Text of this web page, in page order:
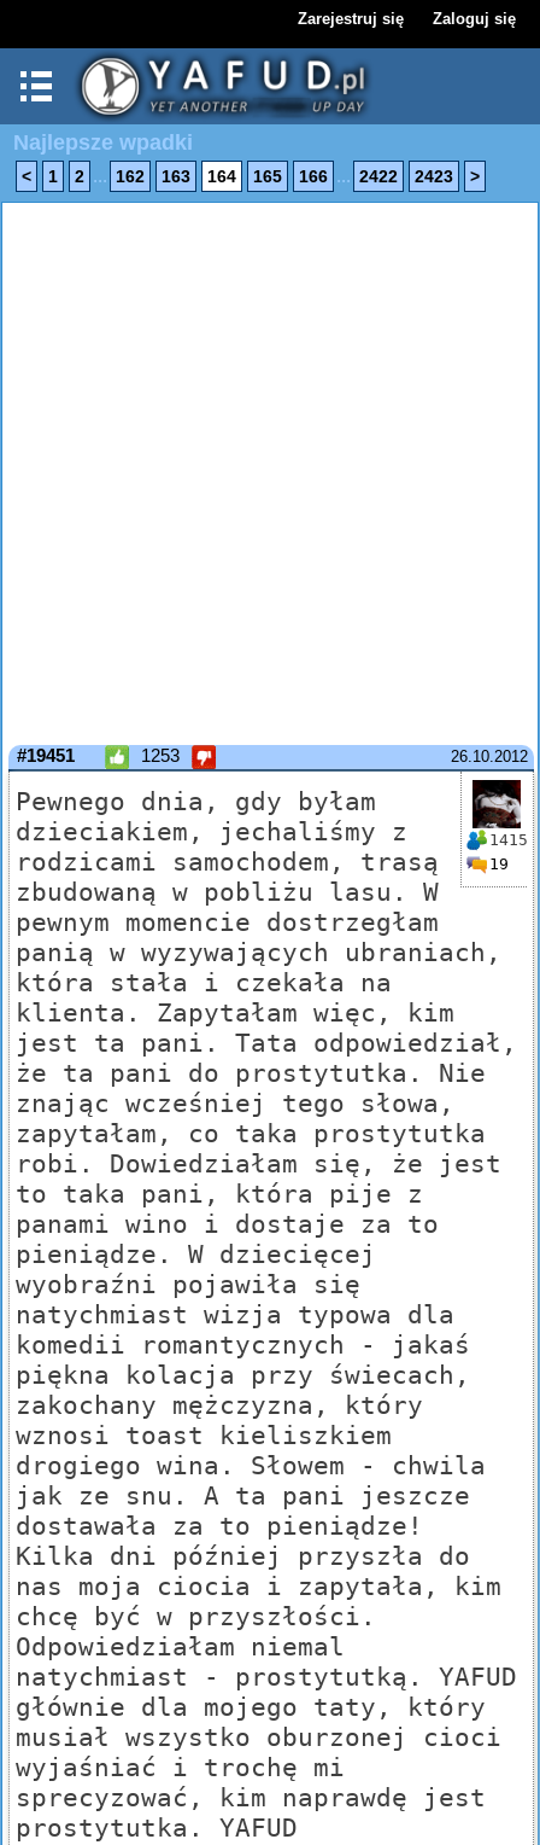
Zarejestruj się Zaloguj się
Najlepsze wpadki
< 1 2 ... 162 163 164 165 166 ... 2422 2423 >
26.10.2012
#19451 1253
1415
19
Pewnego dnia, gdy byłam
dzieciakiem, jechaliśmy z
rodzicami samochodem, trasą
zbudowaną w pobliżu lasu. W
pewnym momencie dostrzegłam
panią w wyzywających ubraniach,
która stała i czekała na
klienta. Zapytałam więc, kim
jest ta pani. Tata odpowiedział,
że ta pani do prostytutka. Nie
znając wcześniej tego słowa,
zapytałam, co taka prostytutka
robi. Dowiedziałam się, że jest
to taka pani, która pije z
panami wino i dostaje za to
pieniądze. W dziecięcej
wyobraźni pojawiła się
natychmiast wizja typowa dla
komedii romantycznych - jakaś
piękna kolacja przy świecach,
zakochany mężczyzna, który
wznosi toast kieliszkiem
drogiego wina. Słowem - chwila
jak ze snu. A ta pani jeszcze
dostawała za to pieniądze!
Kilka dni później przyszła do
nas moja ciocia i zapytała, kim
chcę być w przyszłości.
Odpowiedziałam niemal
natychmiast - prostytutką. YAFUD
głównie dla mojego taty, który
musiał wszystko oburzonej cioci
wyjaśniać i trochę mi
sprecyzować, kim naprawdę jest
prostytutka. YAFUD